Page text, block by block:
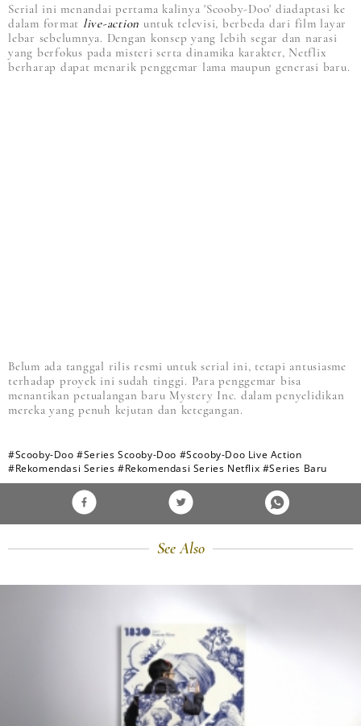
Serial ini menandai pertama kalinya 'Scooby-Doo' diadaptasi ke
dalam format live-action untuk televisi, berbeda dari film layar
lebar sebelumnya. Dengan konsep yang lebih segar dan narasi
yang berfokus pada misteri serta dinamika karakter, Netflix
berharap dapat menarik penggemar lama maupun generasi baru.
Belum ada tanggal rilis resmi untuk serial ini, tetapi antusiasme
terhadap proyek ini sudah tinggi. Para penggemar bisa
menantikan petualangan baru Mystery Inc. dalam penyelidikan
mereka yang penuh kejutan dan ketegangan.
#Scooby-Doo #Series Scooby-Doo #Scooby-Doo Live Action
#Rekomendasi Series #Rekomendasi Series Netflix #Series Baru
See Also